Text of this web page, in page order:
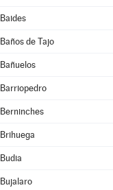
Baides
Baños de Tajo
Bañuelos
Barriopedro
Berninches
Brihuega
Budia
Bujalaro